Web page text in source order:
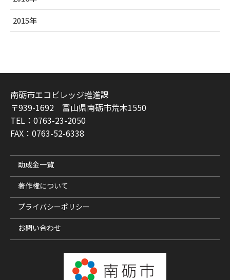
2015年
南砺市エコビレッジ推進課
〒939-1692 富山県南砺市荒木1550
TEL：0763-23-2050
FAX：0763-52-6338
助成金一覧
著作権について
プライバシーポリシー
お問い合わせ